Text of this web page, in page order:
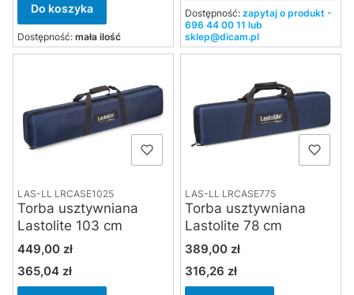
Do koszyka
Dostępność: mała ilość
Dostępność: zapytaj o produkt -
696 44 00 11 lub
sklep@dicam.pl
LAS-LL LRCASE1025
Torba usztywniana
Lastolite 103 cm
Cena
449,00 zł
Cena
365,04 zł
LAS-LL LRCASE775
Torba usztywniana
Lastolite 78 cm
Cena
389,00 zł
Cena
316,26 zł